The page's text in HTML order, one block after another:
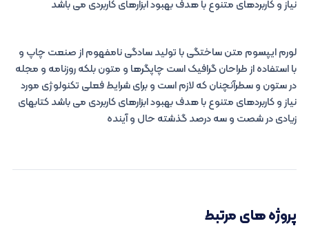
نیاز و کاربردهای متنوع با هدف بهبود ابزارهای کاربردی می باشد
لورم ایپسوم متن ساختگی با تولید سادگی نامفهوم از صنعت چاپ و
با استفاده از طراحان گرافیک است چاپگرها و متون بلکه روزنامه و مجله
در ستون و سطرآنچنان که لازم است و برای شرایط فعلی تکنولوژی مورد
نیاز و کاربردهای متنوع با هدف بهبود ابزارهای کاربردی می باشد کتابهای
زیادی در شصت و سه درصد گذشته حال و آینده
پروژه های مرتبط